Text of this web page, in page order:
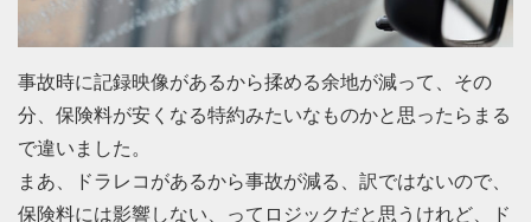
事故時に記録映像があるから揉める余地が減って、その
分、保険料が安くなる特約みたいなものかと思ったらまる
で違いました。
まあ、ドラレコがあるから事故が減る、訳ではないので、
保険料には影響しない、ってロジックだと思うけれど、ド